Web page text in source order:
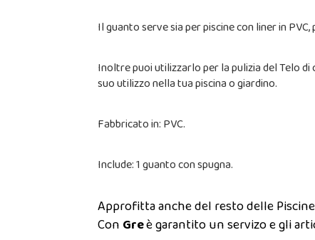
Il guanto serve sia per piscine con liner in
Inoltre puoi utilizzarlo per la pulizia del Telo
suo utilizzo nella tua piscina o giardino.
Fabbricato in: PVC.
Include: 1 guanto con spugna.
Approfitta anche del resto delle
ConGreè garantito un servizo e gli